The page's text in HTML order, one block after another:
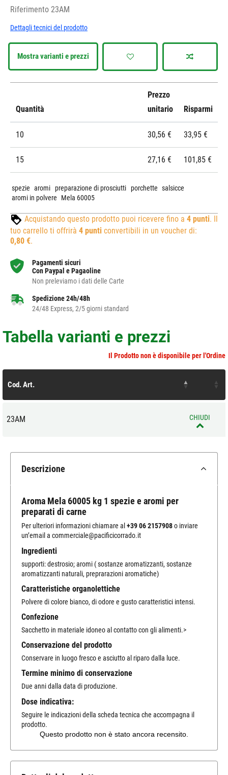
Riferimento 23AM
Dettagli tecnici del prodotto
Mostra varianti e prezzi
Quantità
Prezzo
unitario
Risparmi
10 30,56 € 33,95 €
15 27,16 € 101,85 €
spezie aromi preparazione di prosciutti porchette salsicce
aromi in polvere
Mela 60005
Acquistando questo prodotto puoi ricevere fino a 4 punti. Il
tuo carrello ti offrirà 4 punti convertibili in un voucher di:
0,80 €.
Pagamenti sicuri
Con Paypal e Pagaoline
Non preleviamo i dati delle Carte
Spedizione 24h/48h
24/48 Express, 2/5 giorni standard
Tabella varianti e prezzi
Il Prodotto non è disponibile per l'Ordine
Cod. Art.
23AM CHIUDI
Descrizione
Aroma Mela 60005 kg 1 spezie e aromi per
preparati di carne
Per ulteriori informazioni chiamare al +39 06 2157908o inviare
un’email a commerciale@pacificicorrado.it
Ingredienti
supporti: destrosio; aromi ( sostanze aromatizzanti, sostanze
aromatizzanti naturali, preprarazioni aromatiche)
Caratteristiche organolettiche
Polvere di colore bianco, di odore e gusto caratteristici intensi.
Confezione
Sacchetto in materiale idoneo al contatto con gli alimenti.>
Conservazione del prodotto
Conservare in luogo fresco e asciutto al riparo dalla luce.
Termine minimo di conservazione
Due anni dalla data di produzione.
Dose indicativa:
Seguire le indicazioni della scheda tecnica che accompagna il
prodotto.